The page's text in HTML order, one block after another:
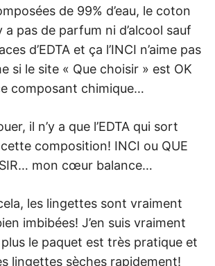
de 99% d’eau, le coton
a pas de parfum ni d’alcool sauf
d’EDTA et ça l’INCI n’aime pas
si le site « Que choisir » est OK
composant chimique…
il n’y a que l’EDTA qui sort
composition! INCI ou QUE
mon cœur balance…
les lingettes sont vraiment
imbibées! J’en suis vraiment
le paquet est très pratique et
lingettes sèches rapidement!